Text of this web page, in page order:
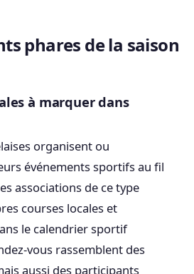
phares de la saison
à marquer dans
organisent ou
événements sportifs au fil
associations de ce type
courses locales et
le calendrier sportif
vous rassemblent des
aussi des participants